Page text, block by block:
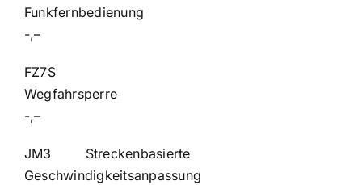
-,–
FZ7S
-,–
JM3 Streckenbasierte